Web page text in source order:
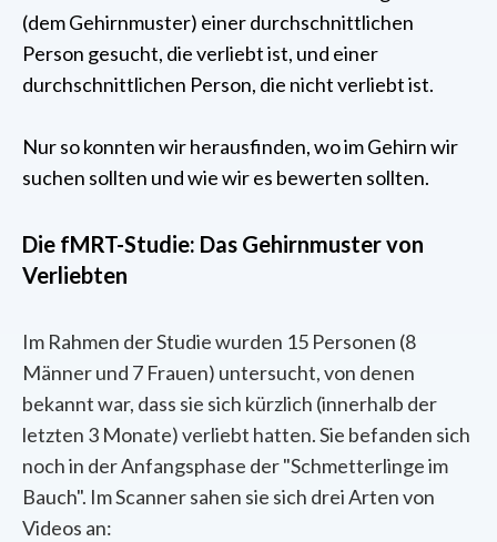
(dem Gehirnmuster) einer durchschnittlichen
Person gesucht, die verliebt ist, und einer
durchschnittlichen Person, die nicht verliebt ist.
Nur so konnten wir herausfinden, wo im Gehirn wir
suchen sollten und wie wir es bewerten sollten.
Die fMRT-Studie: Das Gehirnmuster von
Verliebten
Im Rahmen der Studie wurden 15 Personen (8
Männer und 7 Frauen) untersucht, von denen
bekannt war, dass sie sich kürzlich (innerhalb der
letzten 3 Monate) verliebt hatten. Sie befanden sich
noch in der Anfangsphase der "Schmetterlinge im
Bauch". Im Scanner sahen sie sich drei Arten von
Videos an: